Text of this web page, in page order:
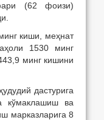
(62 фоизи)
киши, меҳнат
1530 минг
минг кишини
дастурига
кўмаклашиш ва
марказларига 8